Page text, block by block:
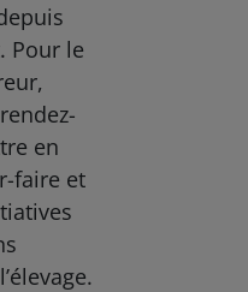
Pour le
en
faire et